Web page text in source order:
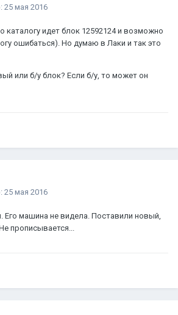
25 мая 2016
каталогу идет блок 12592124 и возможно
ошибаться). Но думаю в Лаки и так это
или б/у блок? Если б/у, то может он
25 мая 2016
Его машина не видела. Поставили новый,
прописывается...